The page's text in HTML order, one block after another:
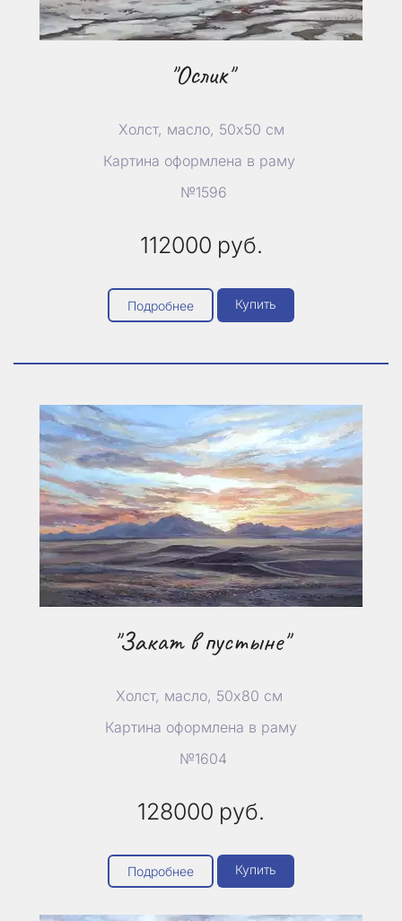
"Ослик"
Холст, масло, 50х50 см
Картина оформлена в раму
№1596
112000 руб.
Подробнее Купить
"Закат в пустыне"
Холст, масло, 50х80 см
Картина оформлена в раму
№1604
128000 руб.
Подробнее Купить